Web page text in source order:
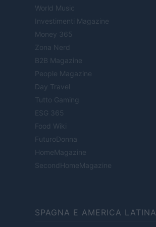
World Music
Investimenti Magazine
Money 365
Zona Nerd
B2B Magazine
People Magazine
Day Travel
Tutto Gaming
ESG 365
Food Wiki
FuturoDonna
HomeMagazine
SecondHomeMagazine
SPAGNA E AMERICA LATINA